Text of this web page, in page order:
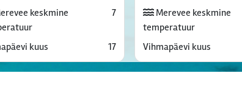
keskmine
7
kuus 17
Merevee keskmine
temperatuur
Vihmapäevi kuus